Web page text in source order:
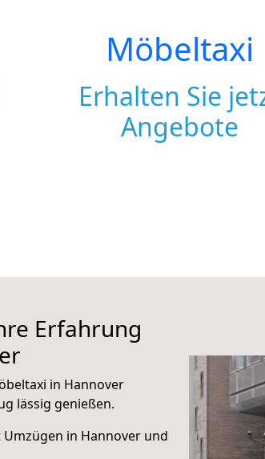
Möbeltaxi
Erhalten Sie
Angebote
Erfahrung
in Hannover
lässig genießen.
Umzügen in Hannover und